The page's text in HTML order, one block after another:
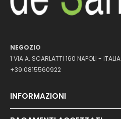
NEGOZIO
1 VIA A. SCARLATTI 160 NAPOLI - ITALIA
+39.0815560922
INFORMAZIONI